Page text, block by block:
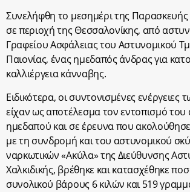
Συνελήφθη το μεσημέρι της
σε περιοχή της Θεσσαλονίκης, από
Γραφείου Ασφάλειας του Αστυνομικού
Παιονίας, ένας ημεδαπός άνδρας για
καλλιέργεια κάνναβης.
Ειδικότερα, οι συντονισμένες ενέργειες
είχαν ως αποτέλεσμα τον εντοπισμό
ημεδαπού και σε έρευνα που
με τη συνδρομή και του αστυνομικού
ναρκωτικών «Ακύλα» της Διεύθυνσης
Χαλκιδικής, βρέθηκε και κατασχέθηκε
συνολικού βάρους 6 κιλών και 519